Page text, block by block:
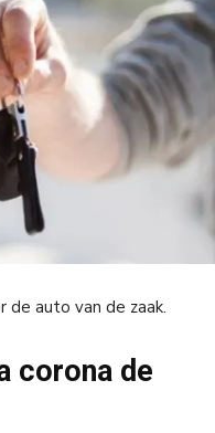
de auto van de zaak.
corona de